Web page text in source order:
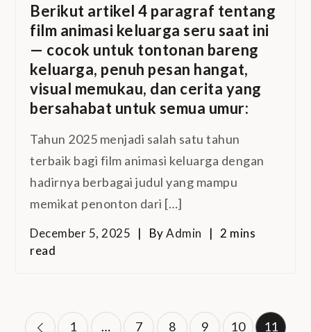
Berikut artikel 4 paragraf tentang
film animasi keluarga seru saat ini
— cocok untuk tontonan bareng
keluarga, penuh pesan hangat,
visual memukau, dan cerita yang
bersahabat untuk semua umur:
Tahun 2025 menjadi salah satu tahun
terbaik bagi film animasi keluarga dengan
hadirnya berbagai judul yang mampu
memikat penonton dari […]
December 5, 2025 ByAdmin
2 mins
read
1 … 7 8 9 10 11